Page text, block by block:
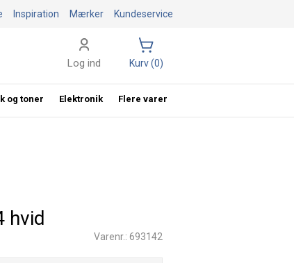
hvid
Varenr.: 693142
Kundeservice
Mærker
Inspiration
Log ind Kurv (0)
og toner Elektronik Flere varer